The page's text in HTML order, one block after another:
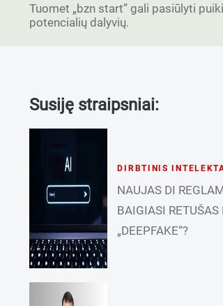
Tuomet „bzn start” gali pasiūlyti
potencialių dalyvių.
Susiję straipsniai:
DIRBTINIS
NAUJAS DI
BAIGIASI RETUŠAS
„DEEPFAKE“?